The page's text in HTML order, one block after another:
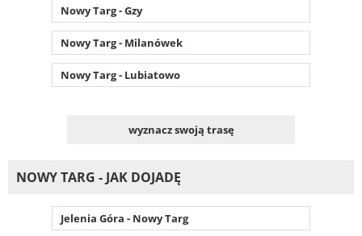
Nowy Targ - Gzy
Nowy Targ - Milanówek
Nowy Targ - Lubiatowo
wyznacz swoją trasę
NOWY TARG - JAK DOJADĘ
Jelenia Góra - Nowy Targ